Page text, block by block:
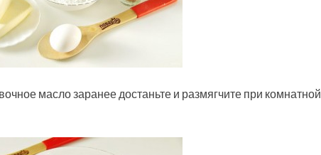
масло заранее достаньте и размягчите при комнатной